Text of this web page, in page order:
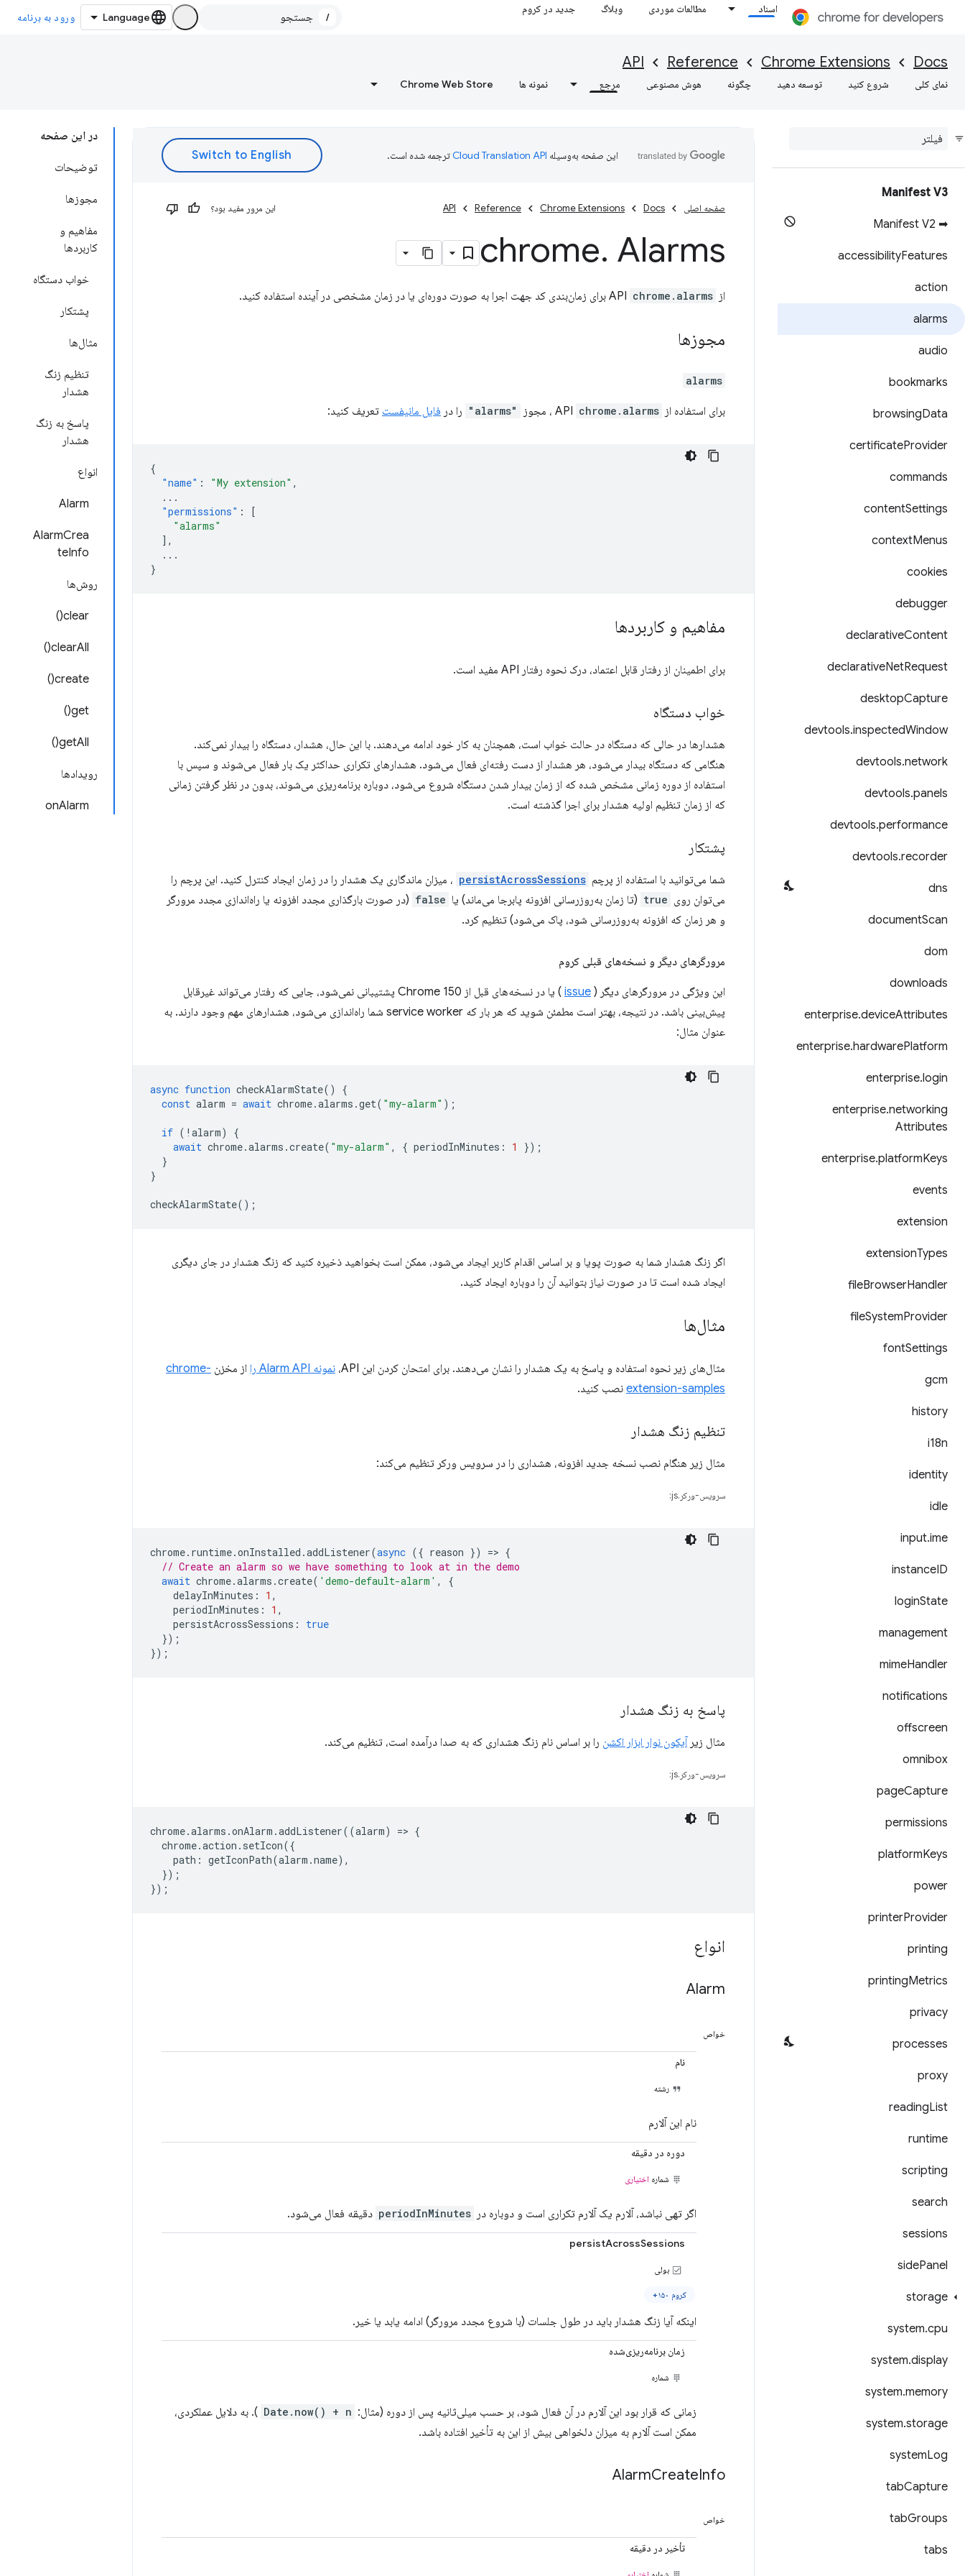
اسناد مطالعات موردی وبلاگ جدید در کروم
/ ورود به برنامه
Docs
Chrome Extensions
Reference
API
نمای کلی شروع کنید توسعه دهید چگونه هوش مصنوعی مرجع نمونه ها Chrome Web Store
Manifest V3
➡ Manifest V2
accessibilityFeatures
action
alarms
audio
bookmarks
browsingData
certificateProvider
commands
contentSettings
contextMenus
cookies
debugger
declarativeContent
declarativeNetRequest
desktopCapture
devtools.inspectedWindow
devtools.network
devtools.panels
devtools.performance
devtools.recorder
dns
documentScan
dom
downloads
enterprise.deviceAttributes
enterprise.hardwarePlatform
enterprise.login
enterprise.networking
Attributes
enterprise.platformKeys
events
extension
extensionTypes
fileBrowserHandler
fileSystemProvider
fontSettings
gcm
history
i18n
identity
idle
input.ime
instanceID
loginState
management
mimeHandler
notifications
offscreen
omnibox
pageCapture
permissions
platformKeys
power
printerProvider
printing
printingMetrics
privacy
processes
proxy
readingList
runtime
scripting
search
sessions
sidePanel
storage
system.cpu
system.display
system.memory
system.storage
systemLog
tabCapture
tabGroups
tabs
در این صفحه
توضیحات
مجوزها
مفاهیم و
کاربردها
خواب دستگاه
پشتکار
مثال‌ها
تنظیم زنگ
هشدار
پاسخ به زنگ
هشدار
انواع
Alarm
AlarmCrea
teInfo
روش‌ها
clear()
clearAll()
create()
get()
getAll()
رویدادها
onAlarm
این صفحه به‌وسیله ترجمه شده است.
صفحه اصلی Docs
Chrome Extensions
Reference
API این مرور مفید بود؟
chrome. Alarms
از API chrome.alarms برای زمان‌بندی کد جهت اجرا به صورت دوره‌ای یا در زمان مشخصی در آینده استفاده کنید.
مجوزها
alarms
برای استفاده از API chrome.alarms ، مجوز "alarms" را در فایل مانیفست تعریف کنید:
{
"name" : "My extension" ,
...
"permissions" :
[
"alarms"
],
...
}
مفاهیم و کاربردها
برای اطمینان از رفتار قابل اعتماد، درک نحوه رفتار API مفید است.
خواب دستگاه
هشدارها در حالی که دستگاه در حالت خواب است، همچنان به کار خود ادامه می‌دهند. با این حال، هشدار، دستگاه را بیدار نمی‌کند.
هنگامی که دستگاه بیدار می‌شود، هر هشدار از دست رفته‌ای فعال می‌شود. هشدارهای تکراری حداکثر یک بار فعال می‌شوند و سپس با
استفاده از دوره زمانی مشخص شده که از زمان بیدار شدن دستگاه شروع می‌شود، دوباره برنامه‌ریزی می‌شوند، بدون در نظر گرفتن زمانی
که از زمان تنظیم اولیه هشدار برای اجرا گذشته است.
پشتکار
شما می‌توانید با استفاده از پرچم persistAcrossSessions ، میزان ماندگاری یک هشدار را در زمان ایجاد کنترل کنید. این پرچم را
می‌توان روی true (تا زمان به‌روزرسانی افزونه پابرجا می‌ماند) یا false (در صورت بارگذاری مجدد افزونه یا راه‌اندازی مجدد مرورگر
و هر زمان که افزونه به‌روزرسانی شود، پاک می‌شود) تنظیم کرد.
مرورگرهای دیگر و نسخه‌های قبلی کروم
این ویژگی در مرورگرهای دیگر ( issue
) یا در نسخه‌های قبل از Chrome 150 پشتیبانی نمی‌شود، جایی که رفتار می‌تواند غیرقابل
پیش‌بینی باشد. در نتیجه، بهتر است مطمئن شوید که هر بار که service worker شما راه‌اندازی می‌شود، هشدارهای مهم وجود دارند. به
عنوان مثال:
async function checkAlarmState()
{
const alarm = await chrome.alarms .get( "my-alarm" );
if ( ! alarm)
{
await chrome.alarms .create( "my-alarm" , { periodInMinutes : 1
});
}
}
checkAlarmState();
اگر زنگ هشدار شما به صورت پویا و بر اساس اقدام کاربر ایجاد می‌شود، ممکن است بخواهید ذخیره کنید که زنگ هشدار در جای دیگری
ایجاد شده است تا در صورت نیاز بتوانید آن را دوباره ایجاد کنید.
مثال‌ها
مثال‌های زیر نحوه استفاده و پاسخ به یک هشدار را نشان می‌دهند. برای امتحان کردن این API، نمونه Alarm API را از مخزن chrome-
extension-samples نصب کنید.
تنظیم زنگ هشدار
مثال زیر هنگام نصب نسخه جدید افزونه، هشداری را در سرویس ورکر تنظیم می‌کند:
سرویس-ورکر.js:
chrome. runtime.onInstalled .addListener(async ({ reason }) => {
// Create an alarm so we have something to look at in the demo
await chrome.alarms .create( 'demo-default-alarm' ,
{
delayInMinutes : 1 ,
periodInMinutes : 1 ,
persistAcrossSessions :
true
});
});
پاسخ به زنگ هشدار
مثال زیر آیکون نوار ابزار اکشن را بر اساس نام زنگ هشداری که به صدا درآمده است، تنظیم می‌کند.
سرویس-ورکر.js:
chrome.alarms .onAlarm .addListener((alarm) => {
chrome.action . setIcon({
path : getIconPath(alarm .name),
});
});
انواع
Alarm
خواص
نام
رشته
نام این آلارم
دوره در دقیقه
شماره اختیاری
اگر تهی نباشد، آلارم یک آلارم تکراری است و دوباره در periodInMinutes دقیقه فعال می‌شود.
persistAcrossSessions
بولی
کروم ۱۵۰+
اینکه آیا زنگ هشدار باید در طول جلسات (با شروع مجدد مرورگر) ادامه یابد یا خیر.
زمان برنامه‌ریزی‌شده
شماره
زمانی که قرار بود این آلارم در آن فعال شود، بر حسب میلی‌ثانیه پس از دوره (مثال: Date.now() + n ). به دلایل عملکردی،
ممکن است آلارم به میزان دلخواهی بیش از این به تأخیر افتاده باشد.
AlarmCreateInfo
خواص
تأخیر در دقیقه